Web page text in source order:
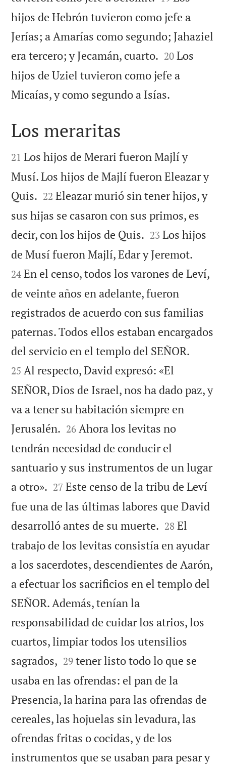
hijos de Hebrón tuvieron como jefe a
Jerías; a Amarías como segundo; Jahaziel
era tercero; y Jecamán, cuarto. 

20 Los
hijos de Uziel tuvieron como jefe a
Micaías, y como segundo a Isías.

Los meraritas

21 Los hijos de Merari fueron Majlí y
Musí. Los hijos de Majlí fueron Eleazar y
Quis. 

22 Eleazar murió sin tener hijos, y
sus hijas se casaron con sus primos, es
decir, con los hijos de Quis. 

23 Los hijos
de Musí fueron Majlí, Edar y Jeremot.
24 En el censo, todos los varones de Leví,
de veinte años en adelante, fueron
registrados de acuerdo con sus familias
paternas. Todos ellos estaban encargados
del servicio en el templo del SEÑOR.
25 Al respecto, David expresó: «El
SEÑOR, Dios de Israel, nos ha dado paz, y
va a tener su habitación siempre en
Jerusalén. 

26 Ahora los levitas no
tendrán necesidad de conducir el
santuario y sus instrumentos de un lugar
a otro». 

27 Este censo de la tribu de Leví
fue una de las últimas labores que David
desarrolló antes de su muerte. 

28 El
trabajo de los levitas consistía en ayudar
a los sacerdotes, descendientes de Aarón,
a efectuar los sacrificios en el templo del
SEÑOR. Además, tenían la
responsabilidad de cuidar los atrios, los
cuartos, limpiar todos los utensilios
sagrados, 

29 tener listo todo lo que se
usaba en las ofrendas: el pan de la
Presencia, la harina para las ofrendas de
cereales, las hojuelas sin levadura, las
ofrendas fritas o cocidas, y de los
instrumentos que se usaban para pesar y